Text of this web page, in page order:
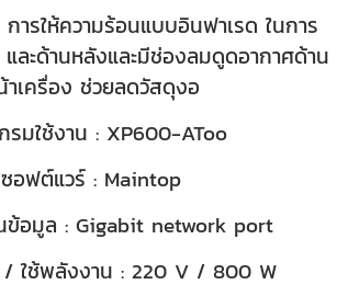
ารให้ความร้อนแบบอินฟาเรด ในการ
และด้านหลังและมีช่องลมดูดอากาศด้าน
าเครื่อง ช่วยลดวัสดุงอ
รมใช้งาน : XP600-AToo
ซอฟต์แวร์ : Maintop
ข้อมูล : Gigabit network port
/ ใช้พลังงาน : 220 V / 800 W